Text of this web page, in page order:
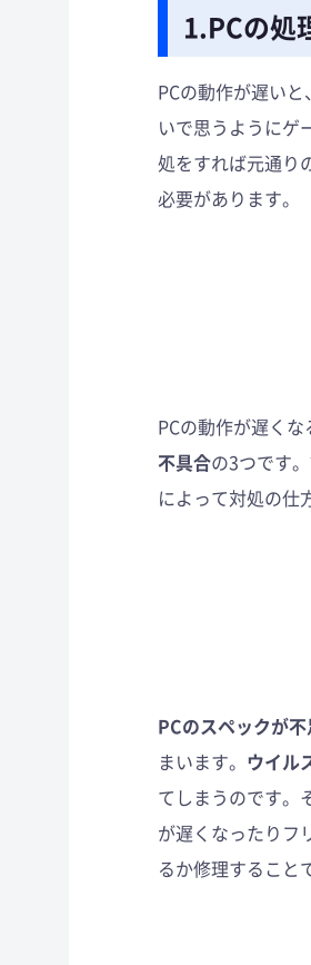
1.PCの処
PCの動作が遅い
いで思うようにゲ
処をすれば元通り
必要があります。
PCの動作が遅く
不具合の3つです
によって対処の仕
PCのスペックが不
まいます。 ウイル
てしまうのです。
が遅くなったりフ
るか修理すること